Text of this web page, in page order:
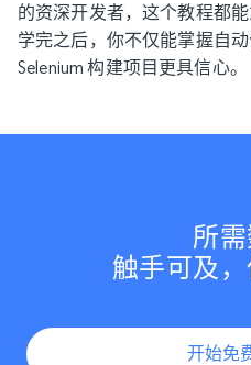
的资深开发者，这个教程都
学完之后，你不仅能掌握自
Selenium 构建项目更具信心。
所
触手可及，
开始免